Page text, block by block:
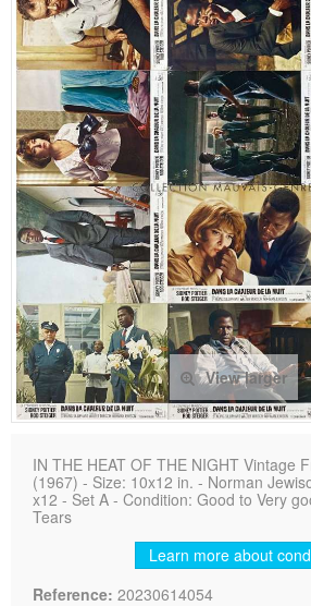
View larger
IN THE HEAT OF THE NIGHT Vintage
(1967) - Size: 10x12 in. - Norman
x12 - Set A - Condition: Good to Very
Tears
Learn more about
Reference: 20230614054